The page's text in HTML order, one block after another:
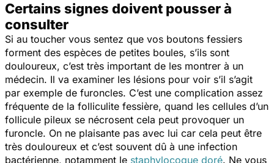
Certains signes doivent pousser à
consulter
Si au toucher vous sentez que vos boutons fessiers
forment des espèces de petites boules, s’ils sont
douloureux, c’est très important de les montrer à un
médecin. Il va examiner les lésions pour voir s’il s’agit
par exemple de furoncles. C’est une complication assez
fréquente de la folliculite fessière, quand les cellules d’un
follicule pileux se nécrosent cela peut provoquer un
furoncle. On ne plaisante pas avec lui car cela peut être
très douloureux et c’est souvent dû à une infection
bactérienne, notamment le staphylocoque doré. Ne vous